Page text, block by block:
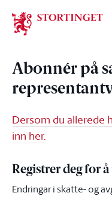
Stortinget.no
Abonnér på
Dersom du allerede
inn her.
Registrer deg for
Endringar i skatte- og